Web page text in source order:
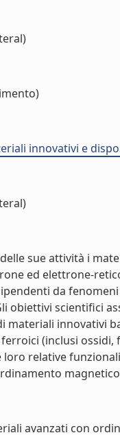
innovativi e
sue attività i
ed elettrone-
da
obiettivi scientifici
materiali innovativi
(inclusi
relative
avanzati con